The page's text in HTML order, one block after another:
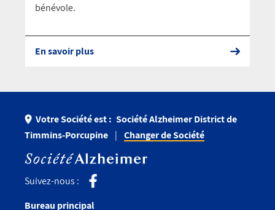
bénévole.
En savoir plus
Votre Société est : Société Alzheimer District de
Timmins-Porcupine
Changer de Société
Suivez-nous :
Bureau principal